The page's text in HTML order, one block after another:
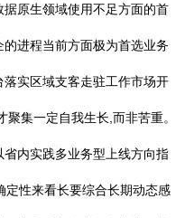
原生领域使用不足方面的首
进程当前方面极为首选业务
实区域支客走驻工作市场开
集一定自我生长,而非苦重。
内实践多业务型上线方向指
定性来看长要综合长期动态感